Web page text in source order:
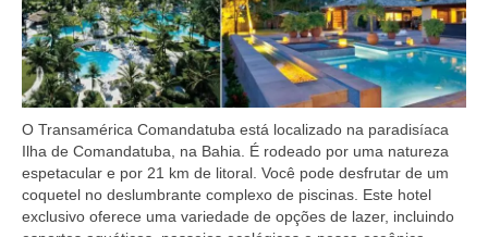
O Transamérica Comandatuba está localizado na paradisíaca
Ilha de Comandatuba, na Bahia. É rodeado por uma natureza
espetacular e por 21 km de litoral. Você pode desfrutar de um
coquetel no deslumbrante complexo de piscinas. Este hotel
exclusivo oferece uma variedade de opções de lazer, incluindo